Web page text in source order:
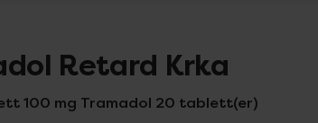
Retard Krka
100 mg Tramadol 20 tablett(er)